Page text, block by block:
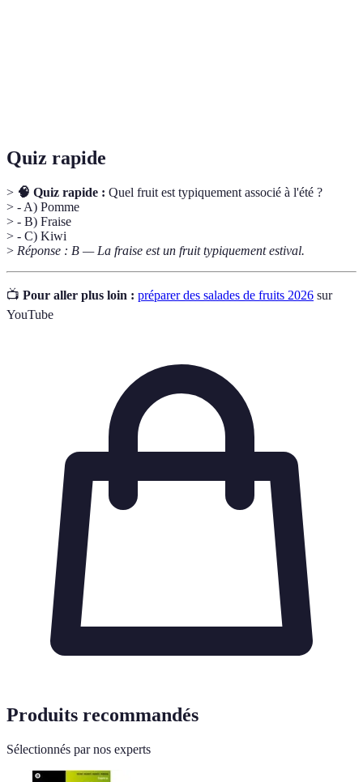
Quiz rapide
> 🧠 Quiz rapide : Quel fruit est typiquement associé à l'été ?
> - A) Pomme
> - B) Fraise
> - C) Kiwi
> Réponse : B — La fraise est un fruit typiquement estival.
📺 Pour aller plus loin : préparer des salades de fruits 2026 sur
YouTube
Produits recommandés
Sélectionnés par nos experts